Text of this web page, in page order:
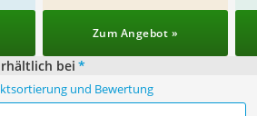
Zum Angebot »
bei *
und Bewertung